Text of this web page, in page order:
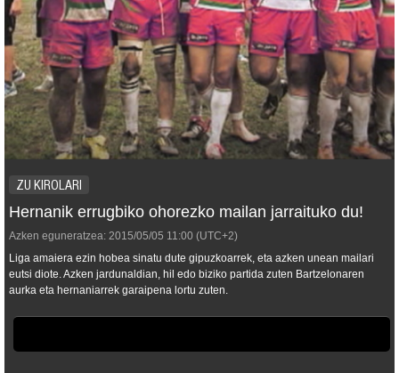
ZU KIROLARI
Hernanik errugbiko ohorezko mailan jarraituko du!
Azken eguneratzea: 2015/05/05 11:00 (UTC+2)
Liga amaiera ezin hobea sinatu dute gipuzkoarrek, eta azken unean mailari
eutsi diote. Azken jardunaldian, hil edo biziko partida zuten Bartzelonaren
aurka eta hernaniarrek garaipena lortu zuten.